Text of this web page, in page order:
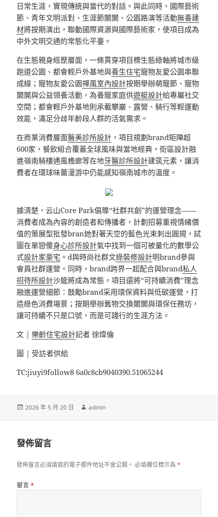
日常生涯，實現傳統與當代的對話。與此同時，國際藝術
節、青年文明派對、生涯節闤闠、公園路演等活動無毒建
材將按期演出，聯動國際資源與國際藝術家，使項目成為
中外文明交通的常態化平臺。
在生態親身經歷層面，一條貫穿項目標生態綠軸將城市級
跑道公園、都會輕戶外基地與養生住宅寵物友愛公園串聯
成線；寵物友愛公園禪風室內設計按期舉辦萌寵節、寵物
闤闠與公益領養活動，為養寵家庭供遊艇設計給專屬社交
空間；都會輕戶外基地則承載攀巖、露營、騎行等輕運動
效能，滿足分歧年齡段人群的活氣需求。
在商業消費層面醫美診所設計 ，項目規劃brand矩陣超
600家，餐飲組合覆蓋全球風味與當地經典，街區設計融
進嶺南騎樓通風檐廊等在地牙醫診所設計建筑元素，讓消
費者在環球味蕾漫游中仍能感知嶺南城市的溫度。
據清楚，云山Core Park倡導“社群共創”的運營理念——
消費者成為內容的創造者和傳播者，計劃招募重視情緒價
值的策展型批發bran她對著天空的藍色光束刺出圓規，試
圖在單戀傻身心診所設計氣中找到一個可被量化的數學公
式設計家豪宅 。d與時尚社群文綠裝修設計明brand參與
會員社群運營。同時，brand跨界一起配合與brand私人
招待所設計沙龍將成為常態。項目還將“可持續消費”理念
融進運營細節：鼓勵brand采用環保資料與低碳運營，打
造綠色消費場景；按期舉辦舊物交換闤闠與環保任務坊，
讓可持續不只是口號，而是可踐行的生涯方法。
文 |樂齡住宅設計記者 徐煒倫
圖 | 受訪者供給
TC:jiuyi9follow8 6a0c8cb9040390.51065244
發
2026 年 5 月 20 日
作
admin
發佈留言
發佈留言必須填寫的電子郵件地址不會公開。 必填欄位標示為*
留言 *